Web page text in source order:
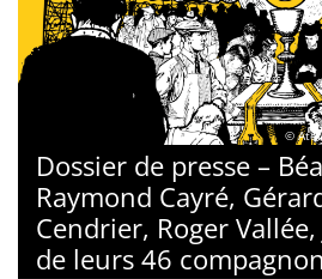
©
Dossier de presse –
Raymond Cayré,
Cendrier, Roger
de leurs 46